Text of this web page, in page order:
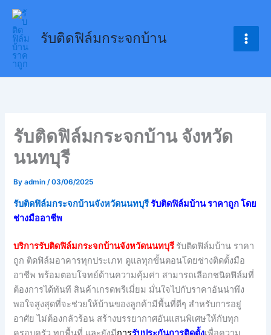
Skip
content
รับติดฟิล์มกระจกบ้าน
รับติดฟิล์มกระจกบ้าน จังหวัด
นนทบุรี
Byadmin/03/06/2025
รับติดฟิล์มกระจกบ้านจังหวัดนนทบุรีรับติดฟิล์มบ้าน ราคาถูก โดย
ช่างมืออาชีพ
บริการรับติดฟิล์มกระจกบ้านจังหวัดนนทบุรี รับติดฟิล์มบ้าน ราคา
ถูก ติดฟิล์มอาคารทุกประเภท ดูแลทุกขั้นตอนโดยช่างติดตั้งมือ
อาชีพ พร้อมตอบโจทย์ด้านความคุ้มค่า สามารถเลือกชนิดฟิล์มที่
ต้องการได้ทันที สินค้าเกรดพรีเมี่ยม มั่นใจไปกับราคาอันน่าพึง
พอใจสูงสุดที่จะช่วยให้บ้านของลูกค้ามีพื้นที่ดีๆ สำหรับการอยู่
อาศัย ไม่ต้องกลัวร้อน สร้างบรรยากาศอันแสนพิเศษให้กับทุก